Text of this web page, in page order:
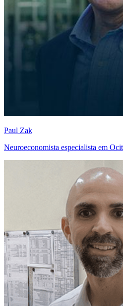
Paul Zak
Neuroeconomista especialista em